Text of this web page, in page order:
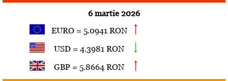
6 martie 2026
EURO = 5.0941 RON
USD = 4.3981 RON
GBP = 5.8664 RON